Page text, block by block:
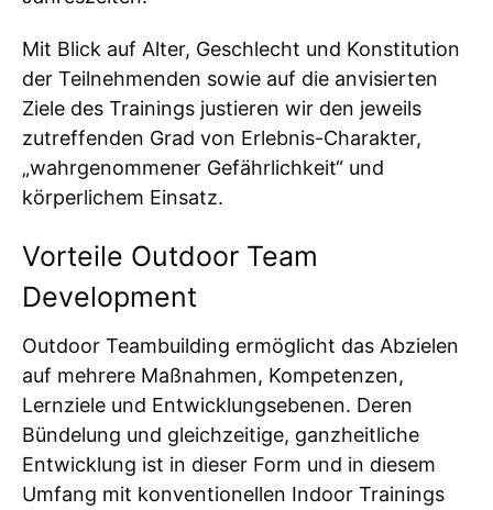
Mit Blick auf Alter, Geschlecht und Konstitution
der Teilnehmenden sowie auf die anvisierten
Ziele des Trainings justieren wir den jeweils
zutreffenden Grad von Erlebnis-Charakter,
„wahrgenommener Gefährlichkeit“ und
körperlichem Einsatz.
Vorteile Outdoor Team
Development
Outdoor Teambuilding ermöglicht das Abzielen
auf mehrere Maßnahmen, Kompetenzen,
Lernziele und Entwicklungsebenen. Deren
Bündelung und gleichzeitige, ganzheitliche
Entwicklung ist in dieser Form und in diesem
Umfang mit konventionellen Indoor Trainings